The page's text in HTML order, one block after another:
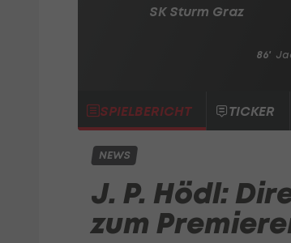
SK Sturm Graz
86'
SPIELBERICHT TICKER
NEWS
J. P. Hödl:
zum